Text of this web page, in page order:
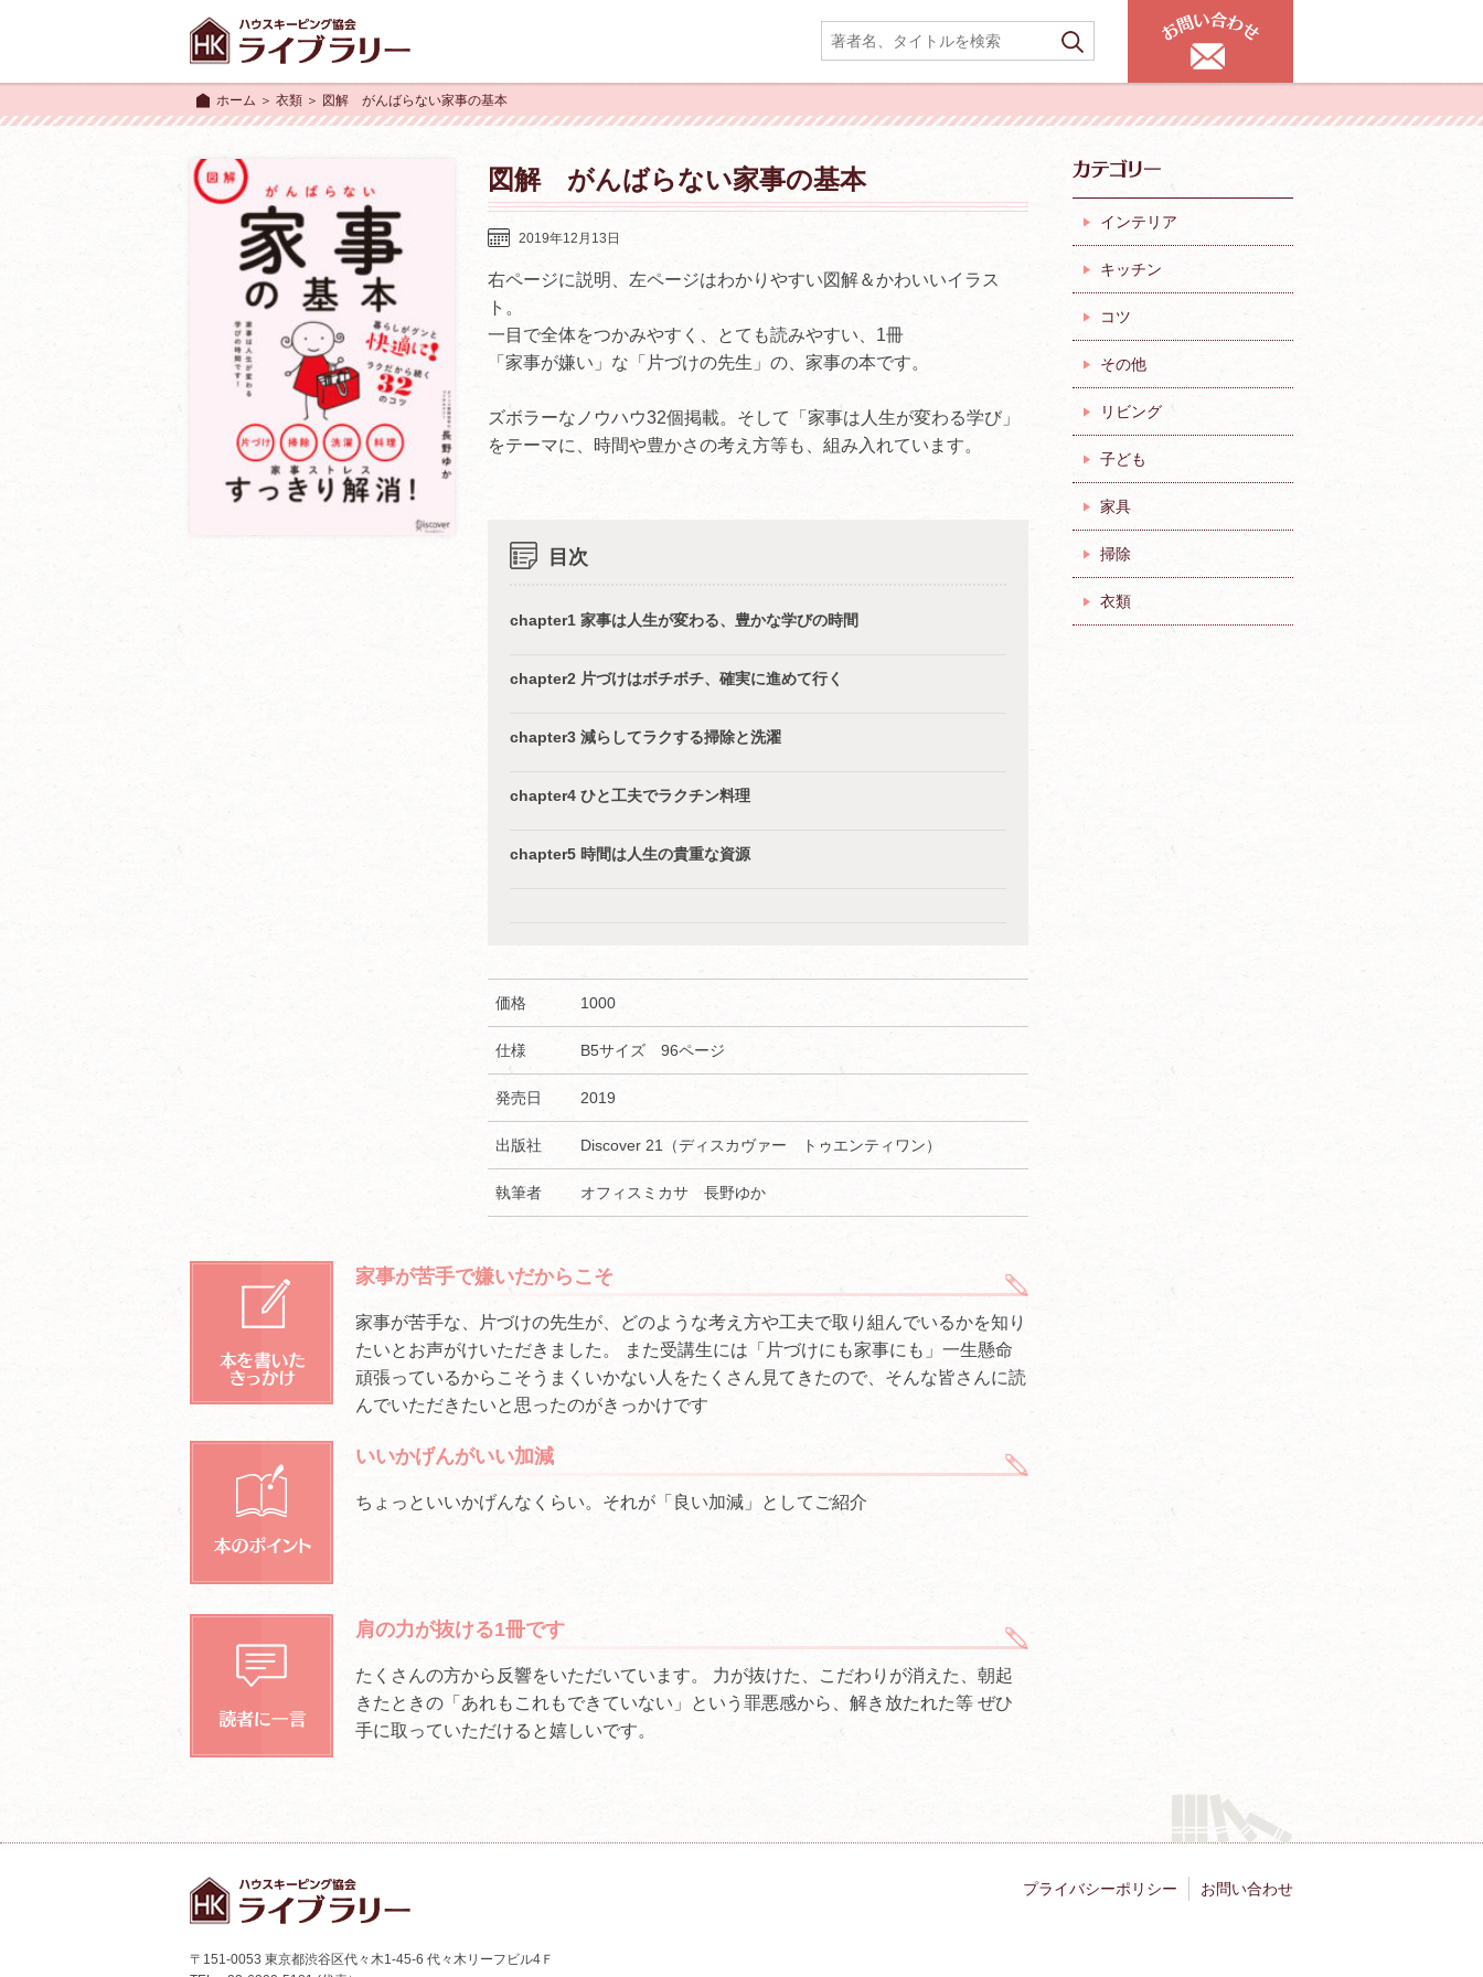
ホーム ＞ 衣類 ＞ 図解 がんばらない家事の基本
図解 がんばらない家事の基本
2019年12月13日
右ページに説明、左ページはわかりやすい図解＆かわいいイラス
ト。
一目で全体をつかみやすく、とても読みやすい、1冊
「家事が嫌い」な「片づけの先生」の、家事の本です。
ズボラーなノウハウ32個掲載。そして「家事は人生が変わる学び」
をテーマに、時間や豊かさの考え方等も、組み入れています。
目次
chapter1 家事は人生が変わる、豊かな学びの時間
chapter2 片づけはボチボチ、確実に進めて行く
chapter3 減らしてラクする掃除と洗濯
chapter4 ひと工夫でラクチン料理
chapter5 時間は人生の貴重な資源
価格 1000
仕様 B5サイズ 96ページ
発売日 2019
出版社 Discover 21（ディスカヴァー トゥエンティワン）
執筆者 オフィスミカサ 長野ゆか
家事が苦手で嫌いだからこそ
家事が苦手な、片づけの先生が、どのような考え方や工夫で取り組んでいるかを知り
たいとお声がけいただきました。 また受講生には「片づけにも家事にも」一生懸命
頑張っているからこそうまくいかない人をたくさん見てきたので、そんな皆さんに読
んでいただきたいと思ったのがきっかけです
いいかげんがいい加減
ちょっといいかげんなくらい。それが「良い加減」としてご紹介
肩の力が抜ける1冊です
たくさんの方から反響をいただいています。 力が抜けた、こだわりが消えた、朝起
きたときの「あれもこれもできていない」という罪悪感から、解き放たれた等 ぜひ
手に取っていただけると嬉しいです。
インテリア
キッチン
コツ
その他
リビング
子ども
家具
掃除
衣類
プライバシーポリシー お問い合わせ
〒151-0053 東京都渋谷区代々木1-45-6 代々木リーフビル4Ｆ